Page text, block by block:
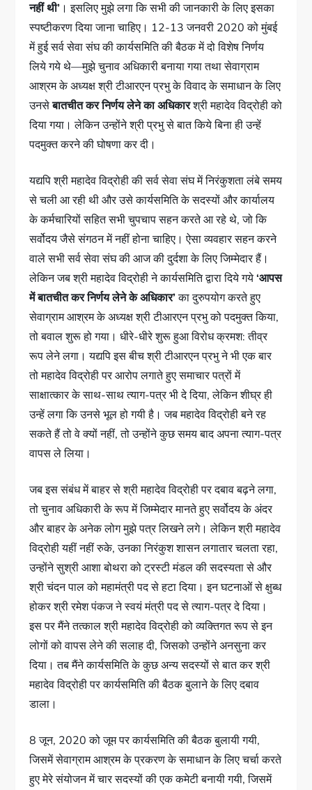
नहीं थी’ । इसलिए मुझे लगा कि सभी की जानकारी के लिए इसका
स्पष्टीकरण दिया जाना चाहिए। 12-13 जनवरी 2020 को मुंबई
में हुई सर्व सेवा संघ की कार्यसमिति की बैठक में दो विशेष निर्णय
लिये गये थे—मुझे चुनाव अधिकारी बनाया गया तथा सेवाग्राम
आश्रम के अध्यक्ष श्री टीआरएन प्रभु के विवाद के समाधान के लिए
उनसेबातचीत कर निर्णय लेने का अधिकारश्री महादेव विद्रोही को
दिया गया। लेकिन उन्होंने श्री प्रभु से बात किये बिना ही उन्हें
पदमुक्त करने की घोषणा कर दी।
यद्यपि श्री महादेव विद्रोही की सर्व सेवा संघ में निरंकुशता लंबे समय
से चली आ रही थी और उसे कार्यसमिति के सदस्यों और कार्यालय
के कर्मचारियों सहित सभी चुपचाप सहन करते आ रहे थे, जो कि
सर्वोदय जैसे संगठन में नहीं होना चाहिए। ऐसा व्यवहार सहन करने
वाले सभी सर्व सेवा संघ की आज की दुर्दशा के लिए जिम्मेदार हैं।
लेकिन जब श्री महादेव विद्रोही ने कार्यसमिति द्वारा दिये गये‘आपस
में बातचीत कर निर्णय लेने के अधिकार’का दुरुपयोग करते हुए
सेवाग्राम आश्रम के अध्यक्ष श्री टीआरएन प्रभु को पदमुक्त किया,
तो बवाल शुरू हो गया। धीरे-धीरे शुरू हुआ विरोध क्रमश: तीव्र
रूप लेने लगा। यद्यपि इस बीच श्री टीआरएन प्रभु ने भी एक बार
तो महादेव विद्रोही पर आरोप लगाते हुए समाचार पत्रों में
साक्षात्कार के साथ-साथ त्याग-पत्र भी दे दिया, लेकिन शीघ्र ही
उन्हें लगा कि उनसे भूल हो गयी है। जब महादेव विद्रोही बने रह
सकते हैं तो वे क्यों नहीं, तो उन्होंने कुछ समय बाद अपना त्याग-पत्र
वापस ले लिया।
जब इस संबंध में बाहर से श्री महादेव विद्रोही पर दबाव बढ़ने लगा,
तो चुनाव अधिकारी के रूप में जिम्मेदार मानते हुए सर्वोदय के अंदर
और बाहर के अनेक लोग मुझे पत्र लिखने लगे। लेकिन श्री महादेव
विद्रोही यहीं नहीं रुके, उनका निरंकुश शासन लगातार चलता रहा,
उन्होंने सुश्री आशा बोथरा को ट्रस्टी मंडल की सदस्यता से और
श्री चंदन पाल को महामंत्री पद से हटा दिया। इन घटनाओं से क्षुब्ध
होकर श्री रमेश पंकज ने स्वयं मंत्री पद से त्याग-पत्र दे दिया।
इस पर मैंने तत्काल श्री महादेव विद्रोही को व्यक्तिगत रूप से इन
लोगों को वापस लेने की सलाह दी, जिसको उन्होंने अनसुना कर
दिया। तब मैंने कार्यसमिति के कुछ अन्य सदस्यों से बात कर श्री
महादेव विद्रोही पर कार्यसमिति की बैठक बुलाने के लिए दबाव
डाला।
8 जून, 2020 को जूम पर कार्यसमिति की बैठक बुलायी गयी,
जिसमें सेवाग्राम आश्रम के प्रकरण के समाधान के लिए चर्चा करते
हुए मेरे संयोजन में चार सदस्यों की एक कमेटी बनायी गयी, जिसमें